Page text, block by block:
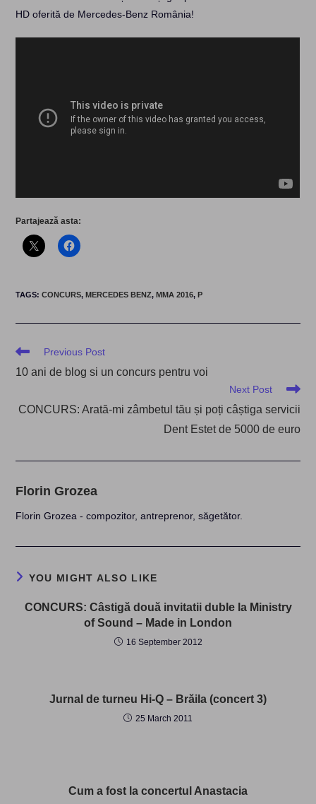
HD oferită de Mercedes-Benz România!
Partajează asta:
TAGS:CONCURS, MERCEDES BENZ, MMA 2016, P
Read
articles
Previous Post
10 ani de blog si un concurs pentru voi
Next Post
CONCURS: Arată-mi zâmbetul tău și poți câștiga servicii
Dent Estet de 5000 de euro
Florin Grozea
Florin Grozea - compozitor, antreprenor, săgetător.
YOU MIGHT ALSO LIKE
CONCURS: Câstigă două invitatii duble la Ministry
of Sound – Made in London
16 September 2012
Jurnal de turneu Hi-Q – Brăila (concert 3)
25 March 2011
Cum a fost la concertul Anastacia